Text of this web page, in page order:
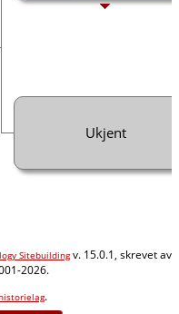
Ukjent
Sitebuildingv. 15.0.1, skrevet av
2026.
.